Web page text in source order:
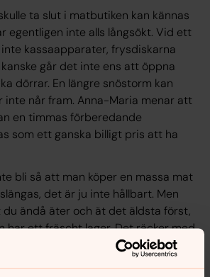
ta slut i matbutiken kan kännas
egentligen inte alls långsökt. Vid ett
kassaapparater, frysdiskarna
går det inte ens att öppna
dörrar. En längre snöstorm kan
inte når fram. Anna-Maria menar att
en timmas förberedande
som ett ganska billigt pris att ha
bli så att man köper en massa mat
det är ju inte hållbart. Men
du ändå äter och ät det äldsta först,
har ett fräscht lager. Det räcker med
i influensa en vecka för att känna